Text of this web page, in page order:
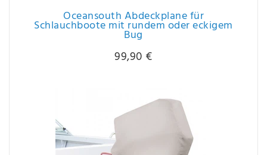
Oceansouth Abdeckplane für
Schlauchboote mit rundem oder eckigem
Bug
99,90 €